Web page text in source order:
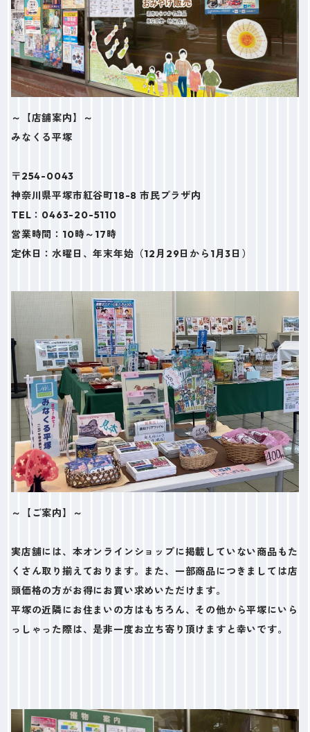
～【店舗案内】～
みなくる平塚
〒254-0043
神奈川県平塚市紅谷町18-8 市民プラザ内
TEL：0463-20-5110
営業時間：10時～17時
定休日：水曜日、年末年始（12月29日から1月3日）
～【ご案内】～
実店舗には、本オンラインショップに掲載していない商品もた
くさん取り揃えております。また、一部商品につきましては店
頭価格の方がお得にお買い求めいただけます。
平塚の近隣にお住まいの方はもちろん、その他から平塚にいら
っしゃった際は、是非一度お立ち寄り頂けますと幸いです。